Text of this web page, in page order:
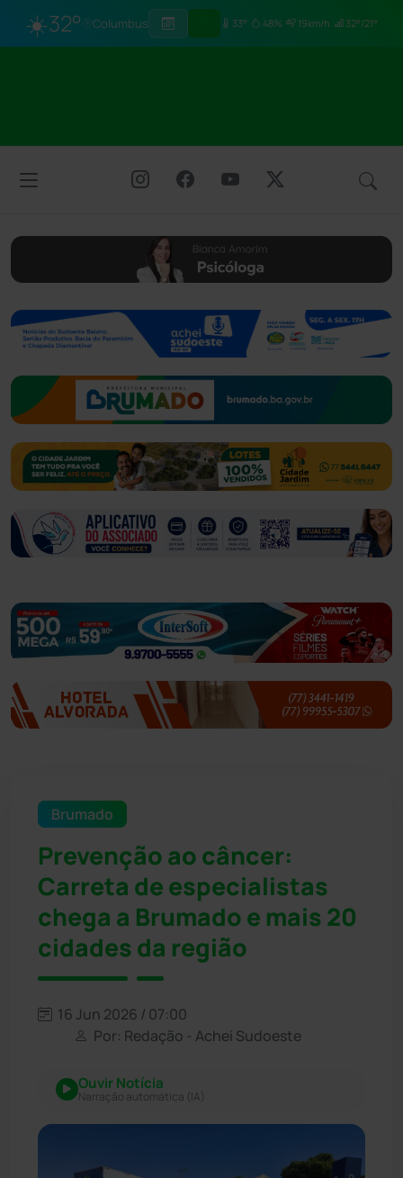
☀️32° Columbus 33° 48% 19km/h 32°/21°
Brumado
Prevenção ao câncer:
Carreta de especialistas
chega a Brumado e mais 20
cidades da região
16 Jun 2026 / 07:00
Por: Redação - Achei Sudoeste
Ouvir Notícia
Narração automática (IA)